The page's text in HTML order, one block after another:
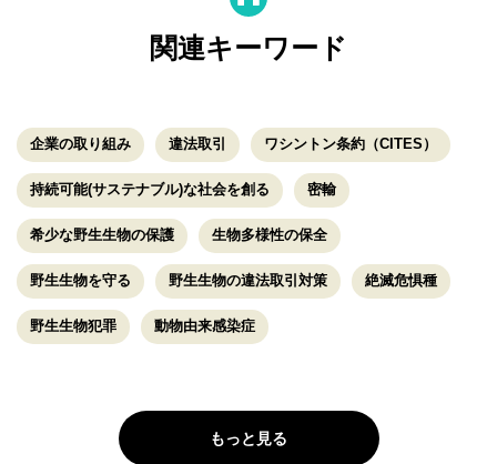
関連キーワード
企業の取り組み 違法取引 ワシントン条約（CITES）
持続可能(サステナブル)な社会を創る 密輸
希少な野生生物の保護 生物多様性の保全
野生生物を守る 野生生物の違法取引対策 絶滅危惧種
野生生物犯罪 動物由来感染症
もっと見る